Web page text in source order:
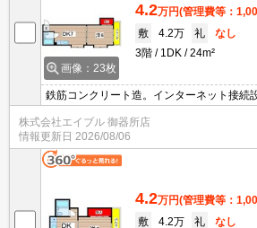
画像：23枚
4.2万円(管理費等：
敷
4.2万 礼
なし
3階
1DK 24m²
鉄筋コンクリート造。インターネット接続
き。スーパーへ180m。郵便局へ310m。フ
m。ファミリーレストランへ580m。マック
株式会社エイブル 御器所店
情報更新日 2026/08/06
4.2万円(管理費等：
敷
4.2万 礼
なし